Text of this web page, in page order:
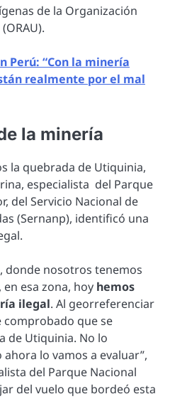
de la Organización
Perú: “Con la minería
realmente por el mal
la minería
la quebrada de Utiquinia,
especialista del Parque
del Servicio Nacional de
(Sernanp), identificó una
donde nosotros tenemos
esa zona, hoy hemos
ilegal. Al georreferenciar
comprobado que se
de Utiquinia. No lo
lo vamos a evaluar”,
del Parque Nacional
del vuelo que bordeó esta